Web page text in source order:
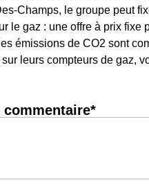
Champs, le groupe peut
le gaz : une offre à prix fixe
émissions de CO2 sont
leurs compteurs de gaz,
commentaire*